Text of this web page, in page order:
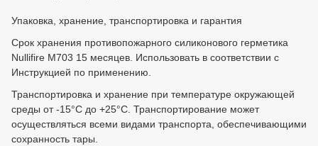
Упаковка, хранение, транспортировка и гарантия
Срок хранения противопожарного силиконового герметика
Nullifire M703 15 месяцев. Использовать в соответствии с
Инструкцией по применению.
Транспортировка и хранение при температуре окружающей
среды от -15°С до +25°С. Транспортирование может
осуществляться всеми видами транспорта, обеспечивающими
сохранность тары.